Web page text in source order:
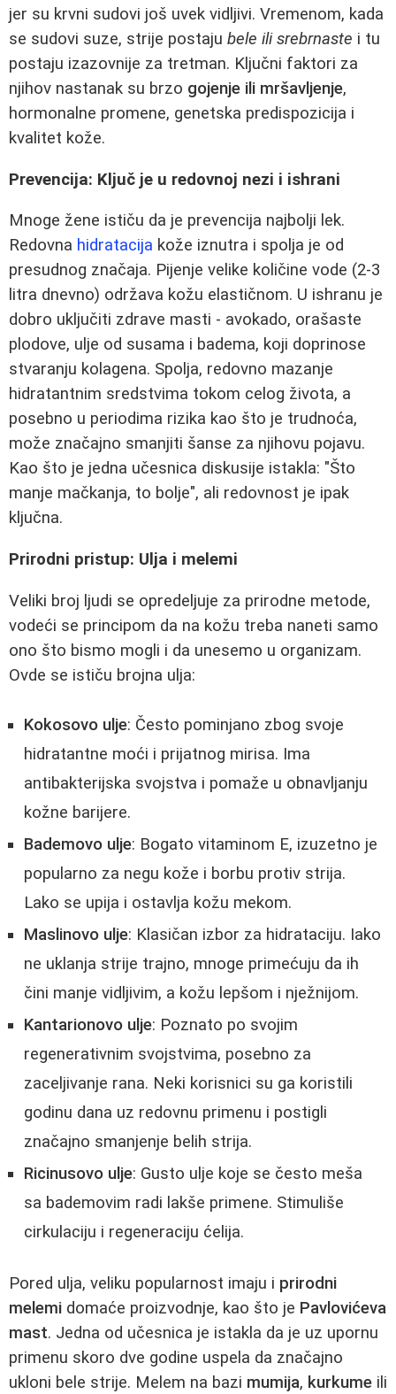
jer su krvni sudovi još uvek vidljivi. Vremenom, kada
se sudovi suze, strije postaju bele ili srebrnaste i tu
postaju izazovnije za tretman. Ključni faktori za
njihov nastanak su brzo gojenje ili mršavljenje,
hormonalne promene, genetska predispozicija i
kvalitet kože.
Prevencija: Ključ je u redovnoj nezi i ishrani
Mnoge žene ističu da je prevencija najbolji lek.
Redovna hidratacija kože iznutra i spolja je od
presudnog značaja. Pijenje velike količine vode (2-3
litra dnevno) održava kožu elastičnom. U ishranu je
dobro uključiti zdrave masti - avokado, orašaste
plodove, ulje od susama i badema, koji doprinose
stvaranju kolagena. Spolja, redovno mazanje
hidratantnim sredstvima tokom celog života, a
posebno u periodima rizika kao što je trudnoća,
može značajno smanjiti šanse za njihovu pojavu.
Kao što je jedna učesnica diskusije istakla: "Što
manje mačkanja, to bolje", ali redovnost je ipak
ključna.
Prirodni pristup: Ulja i melemi
Veliki broj ljudi se opredeljuje za prirodne metode,
vodeći se principom da na kožu treba naneti samo
ono što bismo mogli i da unesemo u organizam.
Ovde se ističu brojna ulja:
Kokosovo ulje: Često pominjano zbog svoje
hidratantne moći i prijatnog mirisa. Ima
antibakterijska svojstva i pomaže u obnavljanju
kožne barijere.
Bademovo ulje: Bogato vitaminom E, izuzetno je
popularno za negu kože i borbu protiv strija.
Lako se upija i ostavlja kožu mekom.
Maslinovo ulje: Klasičan izbor za hidrataciju. Iako
ne uklanja strije trajno, mnoge primećuju da ih
čini manje vidljivim, a kožu lepšom i nježnijom.
Kantarionovo ulje: Poznato po svojim
regenerativnim svojstvima, posebno za
zaceljivanje rana. Neki korisnici su ga koristili
godinu dana uz redovnu primenu i postigli
značajno smanjenje belih strija.
Ricinusovo ulje: Gusto ulje koje se često meša
sa bademovim radi lakše primene. Stimuliše
cirkulaciju i regeneraciju ćelija.
Pored ulja, veliku popularnost imaju i prirodni
melemi domaće proizvodnje, kao što je Pavlovićeva
mast. Jedna od učesnica je istakla da je uz upornu
primenu skoro dve godine uspela da značajno
ukloni bele strije. Melem na bazi mumija, kurkume ili